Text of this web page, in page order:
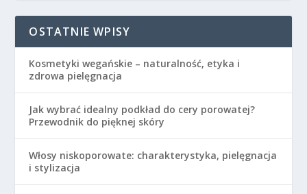
OSTATNIE WPISY
Kosmetyki wegańskie – naturalność, etyka i
zdrowa pielęgnacja
Jak wybrać idealny podkład do cery porowatej?
Przewodnik do pięknej skóry
Włosy niskoporowate: charakterystyka, pielęgnacja
i stylizacja